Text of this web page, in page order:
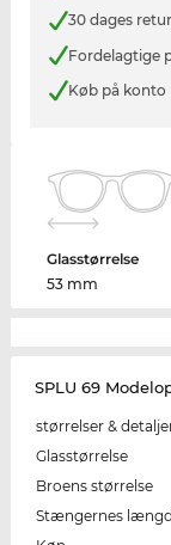
30 dages
Fordelagtige
Køb på konto
Glasstørrelse
53 mm
SPLU 69
størrelser &
Glasstørrelse
Broens størrelse
Stængernes